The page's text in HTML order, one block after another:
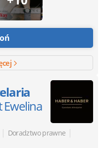
| Doradztwo prawne |